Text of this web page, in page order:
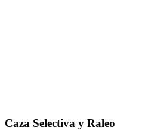
Caza Selectiva y Raleo